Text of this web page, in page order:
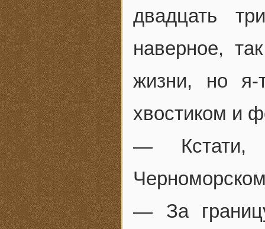
двадцать
наверное,
жизни, но
хвостиком и
— Кстати,
— За